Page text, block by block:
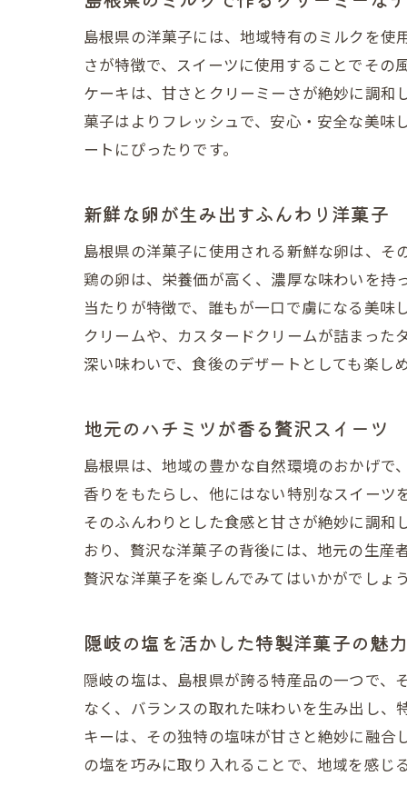
島根県の洋菓子には、地域特有のミルクを
さが特徴で、スイーツに使用することでそ
ケーキは、甘さとクリーミーさが絶妙に調
菓子はよりフレッシュで、安心・安全な美
ートにぴったりです。
新鮮な卵が生み出すふんわり洋菓子
島根県の洋菓子に使用される新鮮な卵は、
鶏の卵は、栄養価が高く、濃厚な味わいを
当たりが特徴で、誰もが一口で虜になる美
クリームや、カスタードクリームが詰まっ
深い味わいで、食後のデザートとしても楽し
地元のハチミツが香る贅沢スイーツ
島根県は、地域の豊かな自然環境のおかげ
香りをもたらし、他にはない特別なスイー
そのふんわりとした食感と甘さが絶妙に調
おり、贅沢な洋菓子の背後には、地元の生
贅沢な洋菓子を楽しんでみてはいかがでしょ
隠岐の塩を活かした特製洋菓子の魅力
隠岐の塩は、島根県が誇る特産品の一つで
なく、バランスの取れた味わいを生み出し
キーは、その独特の塩味が甘さと絶妙に融
の塩を巧みに取り入れることで、地域を感